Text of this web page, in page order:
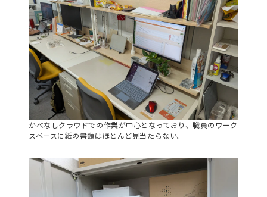
かべなしクラウドでの作業が中心となっており、職員のワーク
スペースに紙の書類はほとんど見当たらない。